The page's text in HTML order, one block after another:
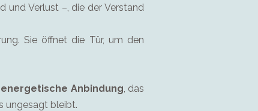
und Verlust –, die der Verstand
Sie öffnet die Tür, um den
Anbindung, das
ungesagt bleibt.